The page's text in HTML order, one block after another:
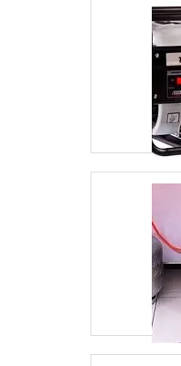
o que envolve a
estado.ONDE
GERADORAos que
de geradores e ter
que ele pode
de empresas
Geradores é a
excelência nesse
Saiba mais ao entrar
com um dos